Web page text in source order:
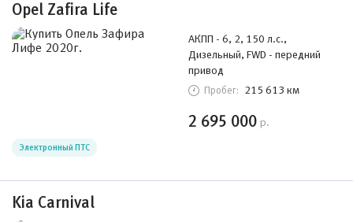
Opel Zafira Life
АКПП - 6, 2, 150 л.с.,
Дизельный, FWD - передний
привод
Пробег: 215 613 км
2 695 000 р.
Электронный ПТС
Kia Carnival